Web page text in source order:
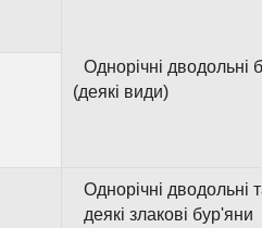
Однорічні дводольні
(деякі види)
Однорічні дводольні
деякі злакові бур'яни